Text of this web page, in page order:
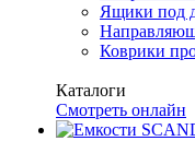
Ящики под
Коврики
Каталоги
Смотреть онлайн